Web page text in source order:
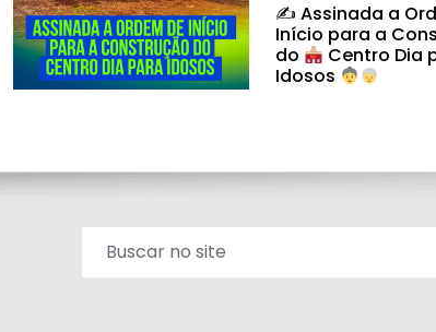
✍ Assinada a
Início para a
do
Centro Dia
Idosos